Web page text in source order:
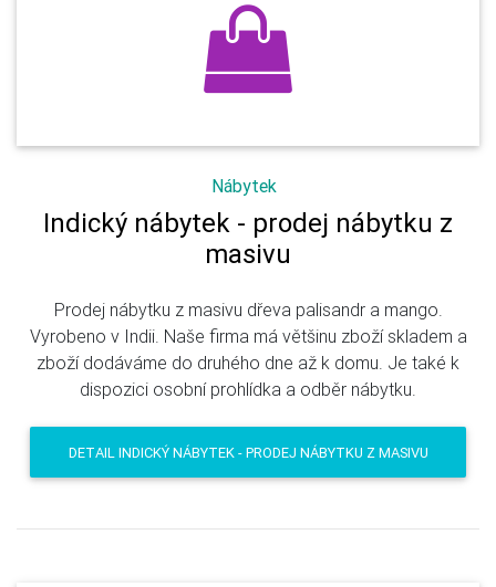
Nábytek
Indický nábytek - prodej nábytku z
masivu
Prodej nábytku z masivu dřeva palisandr a mango.
Vyrobeno v Indii. Naše firma má většinu zboží skladem a
zboží dodáváme do druhého dne až k domu. Je také k
dispozici osobní prohlídka a odběr nábytku.
DETAIL INDICKÝ NÁBYTEK - PRODEJ NÁBYTKU Z MASIVU